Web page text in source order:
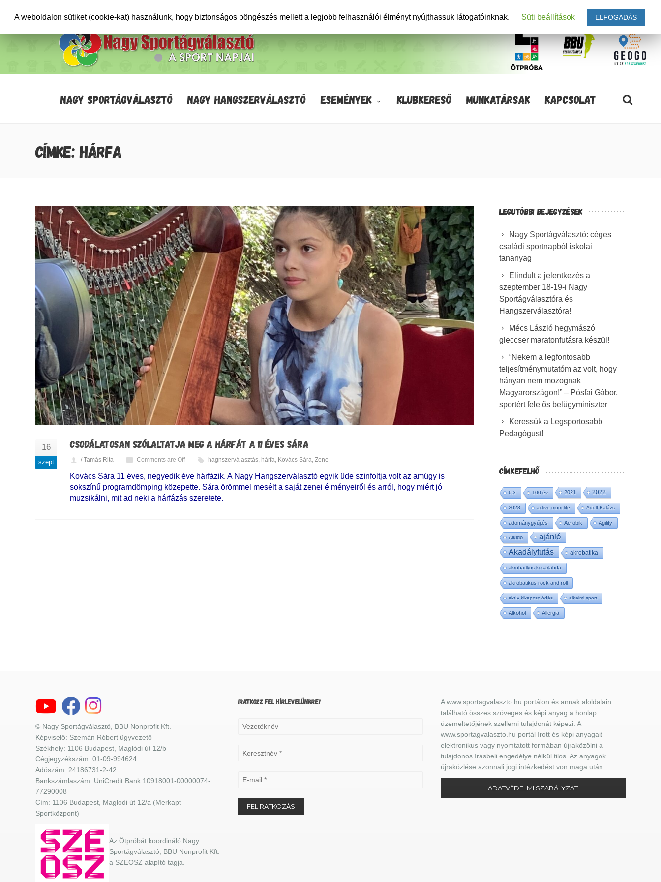
NAGY SPORTÁGVÁLASZTÓ NAGY HANGSZERVÁLASZTÓ ESEMÉNYEK KLUBKERESŐ MUNKATÁRSAK KAPCSOLAT |
CÍMKE: HÁRFA
16
szept
CSODÁLATOSAN SZÓLALTATJA MEG A HÁRFÁT A 11 ÉVES SÁRA
/ Tamás Rita Comments are Off hagnszerválasztás hárfa Kovács Sára Zene
Kovács Sára 11 éves, negyedik éve hárfázik. A Nagy Hangszerválasztó egyik üde színfoltja volt az amúgy is
sokszínű programdömping közepette. Sára örömmel mesélt a saját zenei élményeiről és arról, hogy miért jó
muzsikálni, mit ad neki a hárfázás szeretete.
LEGUTÓBBI BEJEGYZÉSEK
Nagy Sportágválasztó: céges
családi sportnapból iskolai
tananyag
Elindult a jelentkezés a
szeptember 18-19-i Nagy
Sportágválasztóra és
Hangszerválasztóra!
Mécs László hegymászó
gleccser maratonfutásra készül!
“Nekem a legfontosabb
teljesítménymutatóm az volt, hogy
hányan nem mozognak
Magyarországon!” – Pósfai Gábor,
sportért felelős belügyminiszter
Keressük a Legsportosabb
Pedagógust!
CÍMKEFELHŐ
6:3 100 év 2021 2022
2028 active mum life Adolf Balázs
adománygyűjtés Aerobik Agility
Aikido ajánló
Akadályfutás akrobatika
akrobatikus kosárlabda
akrobatikus rock and roll
aktív kikapcsolódás alkalmi sport
Alkohol Allergia
© Nagy Sportágválasztó, BBU Nonprofit Kft.
Képviselő: Szemán Róbert ügyvezető
Székhely: 1106 Budapest, Maglódi út 12/b
Cégjegyzékszám: 01-09-994624
Adószám: 24186731-2-42
Bankszámlaszám: UniCredit Bank 10918001-00000074-
77290008
Cím: 1106 Budapest, Maglódi út 12/a (Merkapt
Sportközpont)
Az Ötpróbát koordináló Nagy
Sportágválasztó, BBU Nonprofit Kft.
a SZEOSZ alapító tagja.
IRATKOZZ FEL HÍRLEVELÜNKRE!
A www.sportagvalaszto.hu portálon és annak aloldalain
található összes szöveges és képi anyag a honlap
üzemeltetőjének szellemi tulajdonát képezi. A
www.sportagvalaszto.hu portál írott és képi anyagait
elektronikus vagy nyomtatott formában újraközölni a
tulajdonos írásbeli engedélye nélkül tilos. Az anyagok
újraközlése azonnali jogi intézkedést von maga után.
ADATVÉDELMI SZABÁLYZAT
A weboldalon sütiket (cookie-kat) használunk, hogy biztonságos böngészés mellett a legjobb felhasználói élményt nyújthassuk látogatóinknak. Süti beállítások ELFOGADÁS